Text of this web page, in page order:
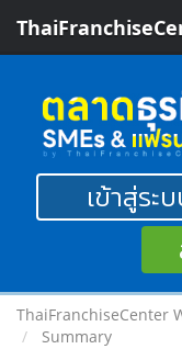
เข้าสู่ระ
ThaiFranchiseCenter
Summary